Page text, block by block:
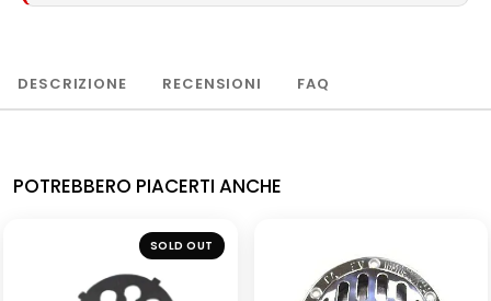
DESCRIZIONE RECENSIONI FAQ
POTREBBERO PIACERTI ANCHE
SOLD OUT